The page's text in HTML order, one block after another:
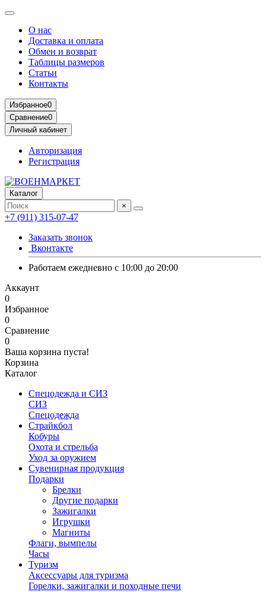
О нас
Доставка и оплата
Обмен и возврат
Таблицы размеров
Статьи
Контакты
Избранное0
Сравнение0
Личный кабинет
Авторизация
Регистрация
Каталог
×
+7 (911) 315-07-47
Заказать звонок
Вконтакте
Работаем ежедневно с 10:00 до 20:00
Аккаунт
0
Избранное
0
Сравнение
0
Ваша корзина пуста!
Корзина
Каталог
Спецодежда и СИЗ
СИЗ
Спецодежда
Страйкбол
Кобуры
Охота и стрельба
Уход за оружием
Сувенирная продукция
Подарки
Брелки
Другие подарки
Зажигалки
Игрушки
Магниты
Флаги, вымпелы
Часы
Туризм
Аксессуары для туризма
Горелки, зажигалки и походные печи